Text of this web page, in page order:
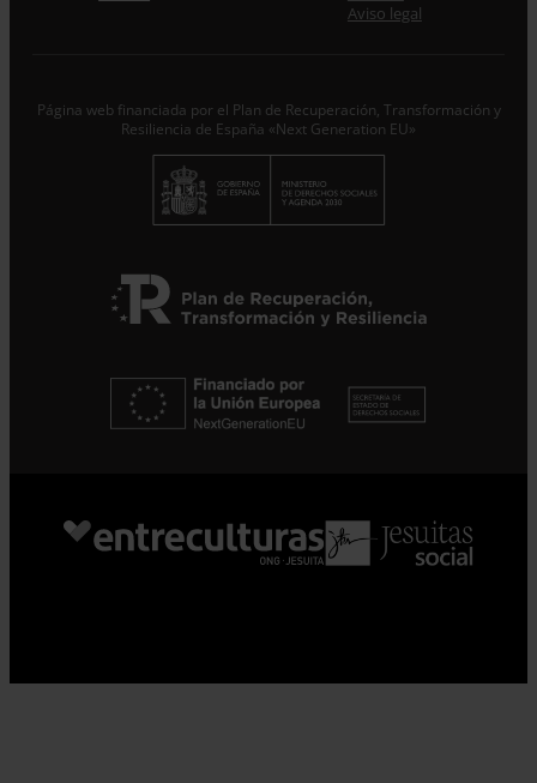
Desde ENTRECULTURAS FE Y ALEGRÍA ESPAÑA
Suscribirme
Aviso legal
Página web financiada por el Plan de Recuperación, Transformación y
Resiliencia de España «Next Generation EU»